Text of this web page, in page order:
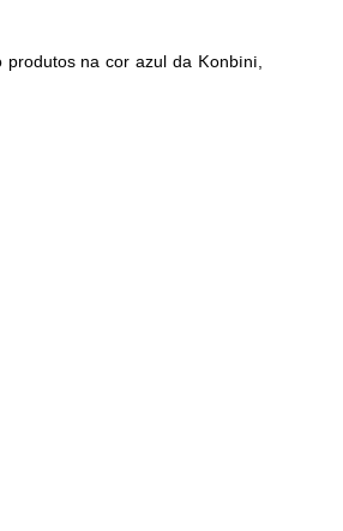
produtos na cor azul da Konbini